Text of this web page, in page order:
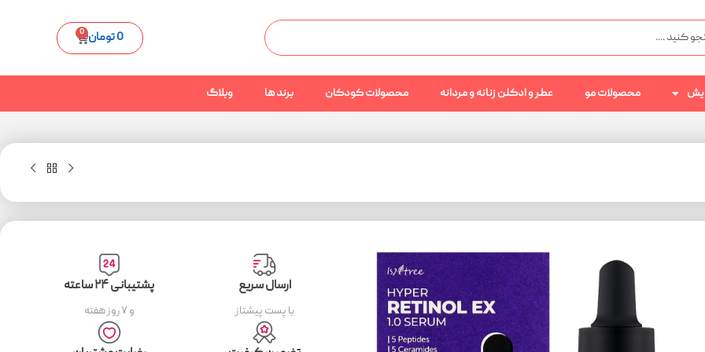
0تومان 0
محصولات مو عطر و ادکلن زنانه و مردانه محصولات کودکان برند ها وبلاگ
ارسال سریع
با پست پیشتاز
پشتیبانی ۲۴ ساعته
و ۷ روز هفته